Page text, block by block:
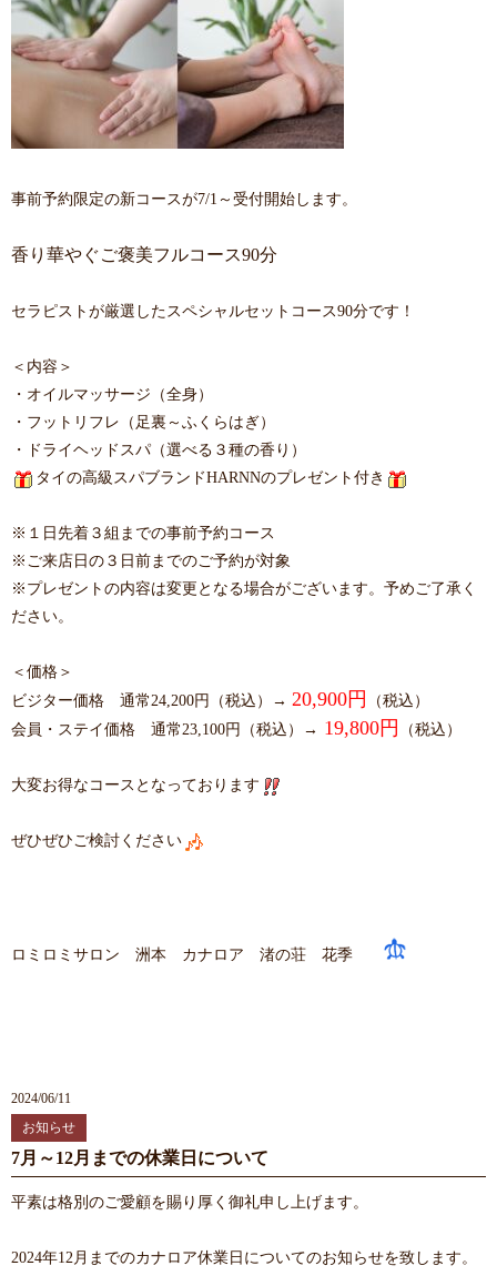
事前予約限定の新コースが7/1～受付開始します。
香り華やぐご褒美フルコース90分
セラピストが厳選したスペシャルセットコース90分です！
＜内容＞
・オイルマッサージ（全身）
・フットリフレ（足裏～ふくらはぎ）
・ドライヘッドスパ（選べる３種の香り）
タイの高級スパブランドHARNNのプレゼント付き
※１日先着３組までの事前予約コース
※ご来店日の３日前までのご予約が対象
※プレゼントの内容は変更となる場合がございます。予めご了承く
ださい。
＜価格＞
ビジター価格 通常24,200円（税込）→ 20,900円
（税込）
会員・ステイ価格 通常23,100円（税込）→ 19,800円 （税込）
大変お得なコースとなっております
ぜひぜひご検討ください
ロミロミサロン 洲本 カナロア 渚の荘 花季
2024/06/11
お知らせ
7月～12月までの休業日について
平素は格別のご愛顧を賜り厚く御礼申し上げます。
2024年12月までのカナロア休業日についてのお知らせを致します。